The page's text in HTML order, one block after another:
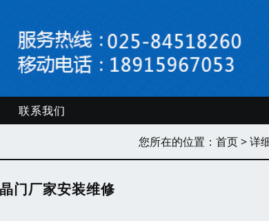
联系我们
您所在的位置： 首页> 详
门厂家安装维修